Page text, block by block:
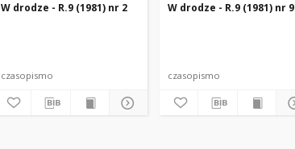
W drodze - R.9 (1981) nr 2
czasopismo
W drodze - R.9 (1981) nr 9
czasopismo